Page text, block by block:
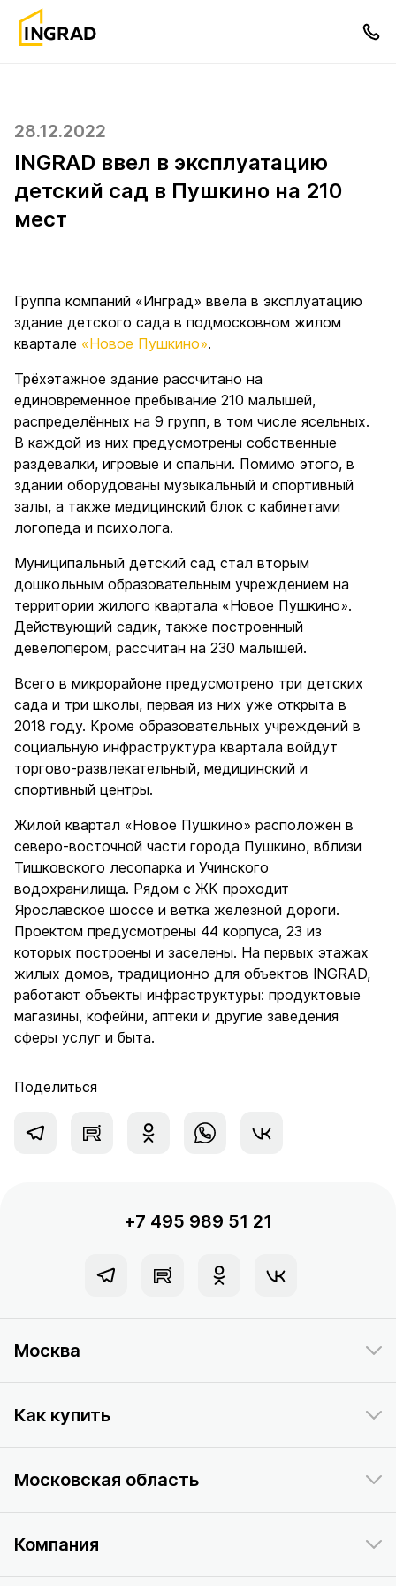
28.12.2022
INGRAD ввел в эксплуатацию
детский сад в Пушкино на 210
мест
Группа компаний «Инград» ввела в эксплуатацию
здание детского сада в подмосковном жилом
квартале «Новое Пушкино».
Трёхэтажное здание рассчитано на
единовременное пребывание 210 малышей,
распределённых на 9 групп, в том числе ясельных.
В каждой из них предусмотрены собственные
раздевалки, игровые и спальни. Помимо этого, в
здании оборудованы музыкальный и спортивный
залы, а также медицинский блок с кабинетами
логопеда и психолога.
Муниципальный детский сад стал вторым
дошкольным образовательным учреждением на
территории жилого квартала «Новое Пушкино».
Действующий садик, также построенный
девелопером, рассчитан на 230 малышей.
Всего в микрорайоне предусмотрено три детских
сада и три школы, первая из них уже открыта в
2018 году. Кроме образовательных учреждений в
социальную инфраструктура квартала войдут
торгово-развлекательный, медицинский и
спортивный центры.
Жилой квартал «Новое Пушкино» расположен в
северо-восточной части города Пушкино, вблизи
Тишковского лесопарка и Учинского
водохранилища. Рядом с ЖК проходит
Ярославское шоссе и ветка железной дороги.
Проектом предусмотрены 44 корпуса, 23 из
которых построены и заселены. На первых этажах
жилых домов, традиционно для объектов INGRAD,
работают объекты инфраструктуры: продуктовые
магазины, кофейни, аптеки и другие заведения
сферы услуг и быта.
Поделиться
+7 495 989 51 21
Москва
Как купить
Московская область
Компания